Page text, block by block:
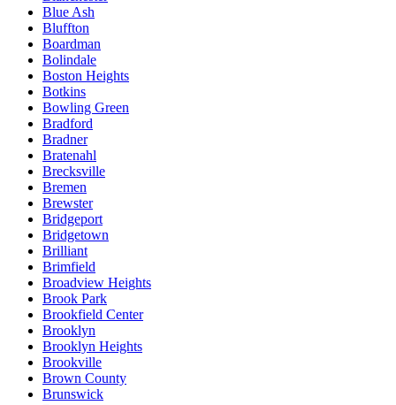
Blue Ash
Bluffton
Boardman
Bolindale
Boston Heights
Botkins
Bowling Green
Bradford
Bradner
Bratenahl
Brecksville
Bremen
Brewster
Bridgeport
Bridgetown
Brilliant
Brimfield
Broadview Heights
Brook Park
Brookfield Center
Brooklyn
Brooklyn Heights
Brookville
Brown County
Brunswick